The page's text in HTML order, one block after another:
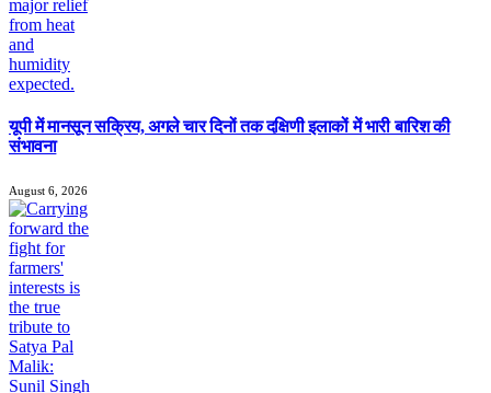
यूपी में मानसून सक्रिय, अगले चार दिनों तक दक्षिणी इलाकों में भारी बारिश की
संभावना
August 6, 2026